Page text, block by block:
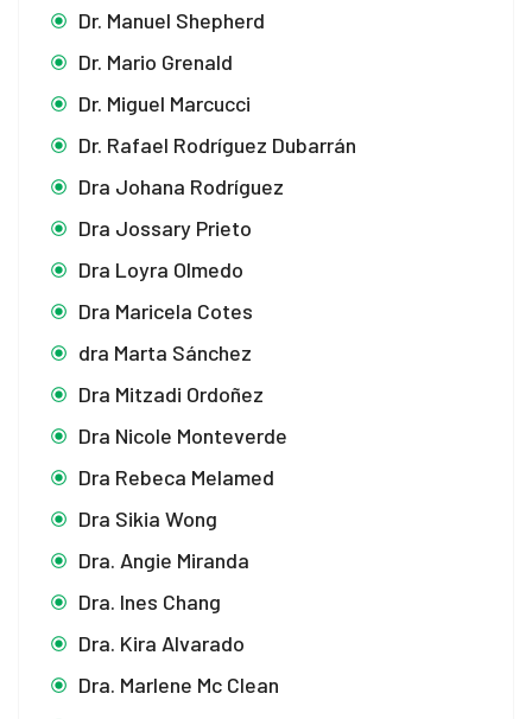
giriş
Dr. Manuel Shepherd
Dr. Mario Grenald
Dr. Miguel Marcucci
Dr. Rafael Rodríguez Dubarrán
Dra Johana Rodríguez
Dra Jossary Prieto
Dra Loyra Olmedo
Dra Maricela Cotes
dra Marta Sánchez
Dra Mitzadi Ordoñez
Dra Nicole Monteverde
Dra Rebeca Melamed
Dra Sikia Wong
Dra. Angie Miranda
Dra. Ines Chang
Dra. Kira Alvarado
Dra. Marlene Mc Clean